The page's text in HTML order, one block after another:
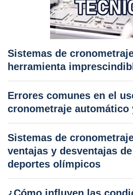
Sistemas de
herramienta
Errores comunes en el
cronometraje
Sistemas de
ventajas y desventajas
deportes olímpicos